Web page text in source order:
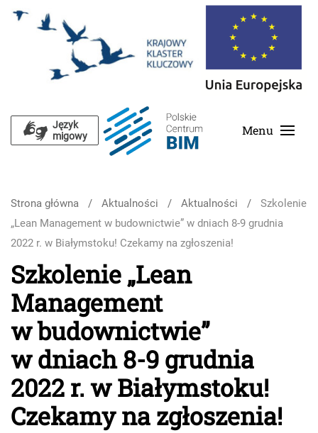
Skip to main content
Język
migowy
Menu
Strona główna Aktualności Aktualności
Szkolenie
„Lean Management w budownictwie” w dniach 8-9 grudnia
2022 r. w Białymstoku! Czekamy na zgłoszenia!
Szkolenie „Lean
Management
w budownictwie”
w dniach 8-9 grudnia
2022 r. w Białymstoku!
Czekamy na zgłoszenia!